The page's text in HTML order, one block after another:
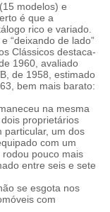
modelos) e
é que a
rico e variado.
“deixando de lado”
Clássicos destaca-
1960, avaliado
de 1958, estimado
bem mais barato:
na mesma
proprietários
particular, um dos
com um
pouco mais
entre seis e sete
se esgota nos
com